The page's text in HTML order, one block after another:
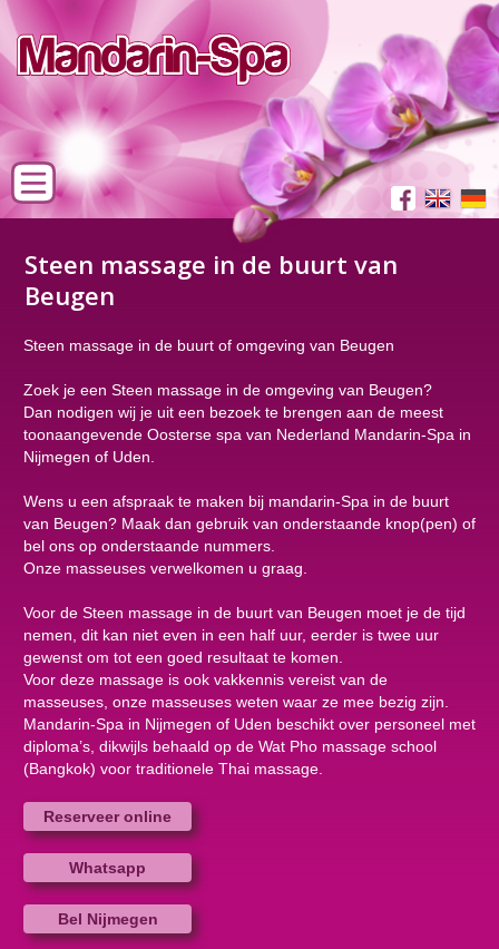
Steen massage in de buurt van
Beugen
Steen massage in de buurt of omgeving van Beugen
Zoek je een Steen massage in de omgeving van Beugen?
Dan nodigen wij je uit een bezoek te brengen aan de meest
toonaangevende Oosterse spa van Nederland Mandarin-Spa in
Nijmegen of Uden.
Wens u een afspraak te maken bij mandarin-Spa in de buurt
van Beugen? Maak dan gebruik van onderstaande knop(pen) of
bel ons op onderstaande nummers.
Onze masseuses verwelkomen u graag.
Voor de Steen massage in de buurt van Beugen moet je de tijd
nemen, dit kan niet even in een half uur, eerder is twee uur
gewenst om tot een goed resultaat te komen.
Voor deze massage is ook vakkennis vereist van de
masseuses, onze masseuses weten waar ze mee bezig zijn.
Mandarin-Spa in Nijmegen of Uden beschikt over personeel met
diploma’s, dikwijls behaald op de Wat Pho massage school
(Bangkok) voor traditionele Thai massage.
Reserveer online
Whatsapp
Bel Nijmegen